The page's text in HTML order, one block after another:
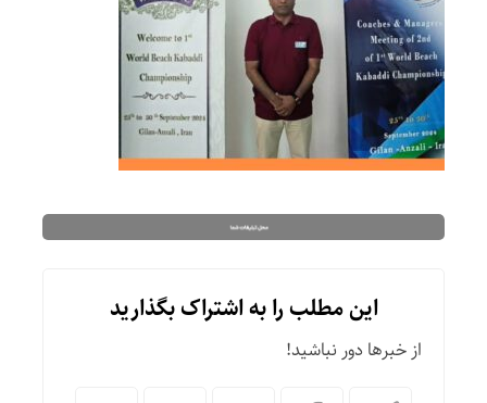
این مطلب را به اشتراک بگذارید
از خبرها دور نباشید!